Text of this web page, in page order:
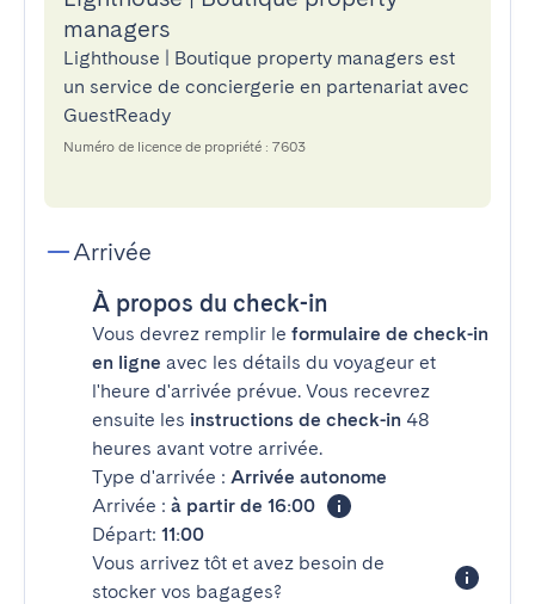
managers
Lighthouse | Boutique property managers est
un service de conciergerie en partenariat avec
GuestReady
Numéro de licence de propriété : 7603
Arrivée
À propos du check-in
Vous devrez remplir le formulaire de check-in
en ligne avec les détails du voyageur et
l'heure d'arrivée prévue. Vous recevrez
ensuite les instructions de check-in 48
heures avant votre arrivée.
Type d'arrivée : Arrivée autonome
Arrivée : à partir de 16:00
Départ: 11:00
Vous arrivez tôt et avez besoin de
stocker vos bagages?